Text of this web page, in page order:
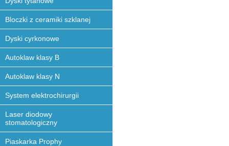
Bloczki z ceramiki szklanej
Dyski cyrkonowe
Autoklaw klasy B
Autoklaw klasy N
System elektrochirurgii
Laser diodowy
stomatologiczny
Piaskarka Prophy